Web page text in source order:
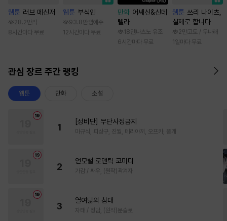
웹툰 러브 메신저
28.2만 딱
8시간마다 무료
웹툰 부식인
93.8만 임애주
12시간마다 무료
만화 어쌔신&신데
렐라
18만 나츠노 유조
6시간마다 무료
웹툰 쓰리 나이츠,
실제로 합니다
2만 고토 / 두나래
1일마다 무료
관심 장르 주간 랭킹
웹툰 만화 소설
1
[성비단] 무단사정금지
마규식, 피상구, 진월, 테리야끼, 오프카, 뚱개
2
언모럴 로맨틱 코미디
가감 / 쌔우, (원작)곽겨자
3
열여덟의 침대
자태 / 청담, (원작)문슬로